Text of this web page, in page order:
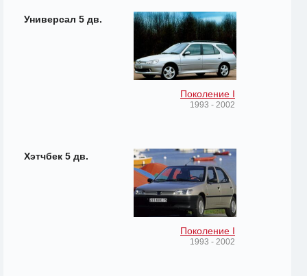
Универсал 5 дв.
Поколение I
1993 - 2002
Хэтчбек 5 дв.
Поколение I
1993 - 2002